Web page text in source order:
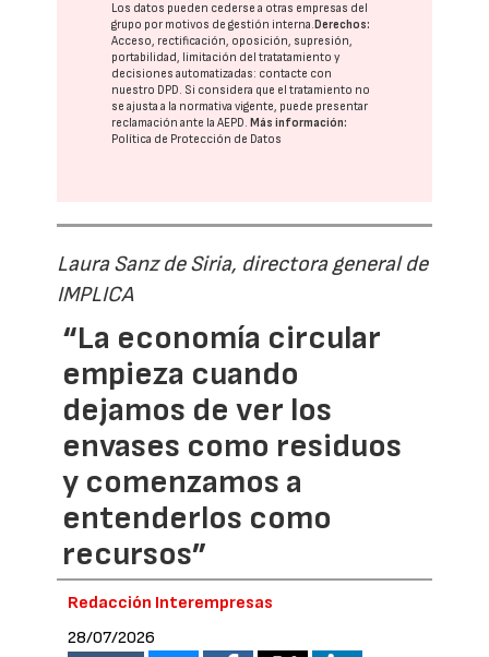
Los datos pueden cederse a otras empresas del
grupo por motivos de gestión interna.Derechos:
Acceso, rectificación, oposición, supresión,
portabilidad, limitación del tratatamiento y
decisiones automatizadas: contacte con
nuestro DPD. Si considera que el tratamiento no
se ajusta a la normativa vigente, puede presentar
reclamación ante laAEPD.Más información:
Política de Protección de Datos
Laura Sanz de Siria, directora general de
IMPLICA
“La economía circular
empieza cuando
dejamos de ver los
envases como residuos
y comenzamos a
entenderlos como
recursos”
Redacción Interempresas
28/07/2026